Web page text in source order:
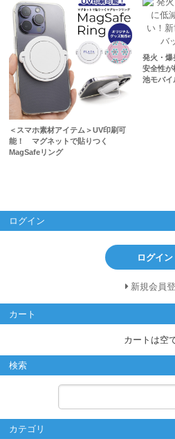
＜スマホ素材アイテム＞UV印刷可
能！ マグネットで貼りつく
MagSafeリング
発火・爆
安全性が
池モバ
ログイン
ログイン
新規会員
カート
カートは空
検索
カテゴリ